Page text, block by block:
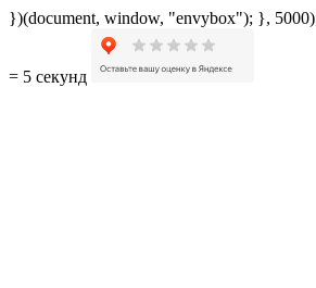
})(document, window, "envybox"); },
= 5 секунд